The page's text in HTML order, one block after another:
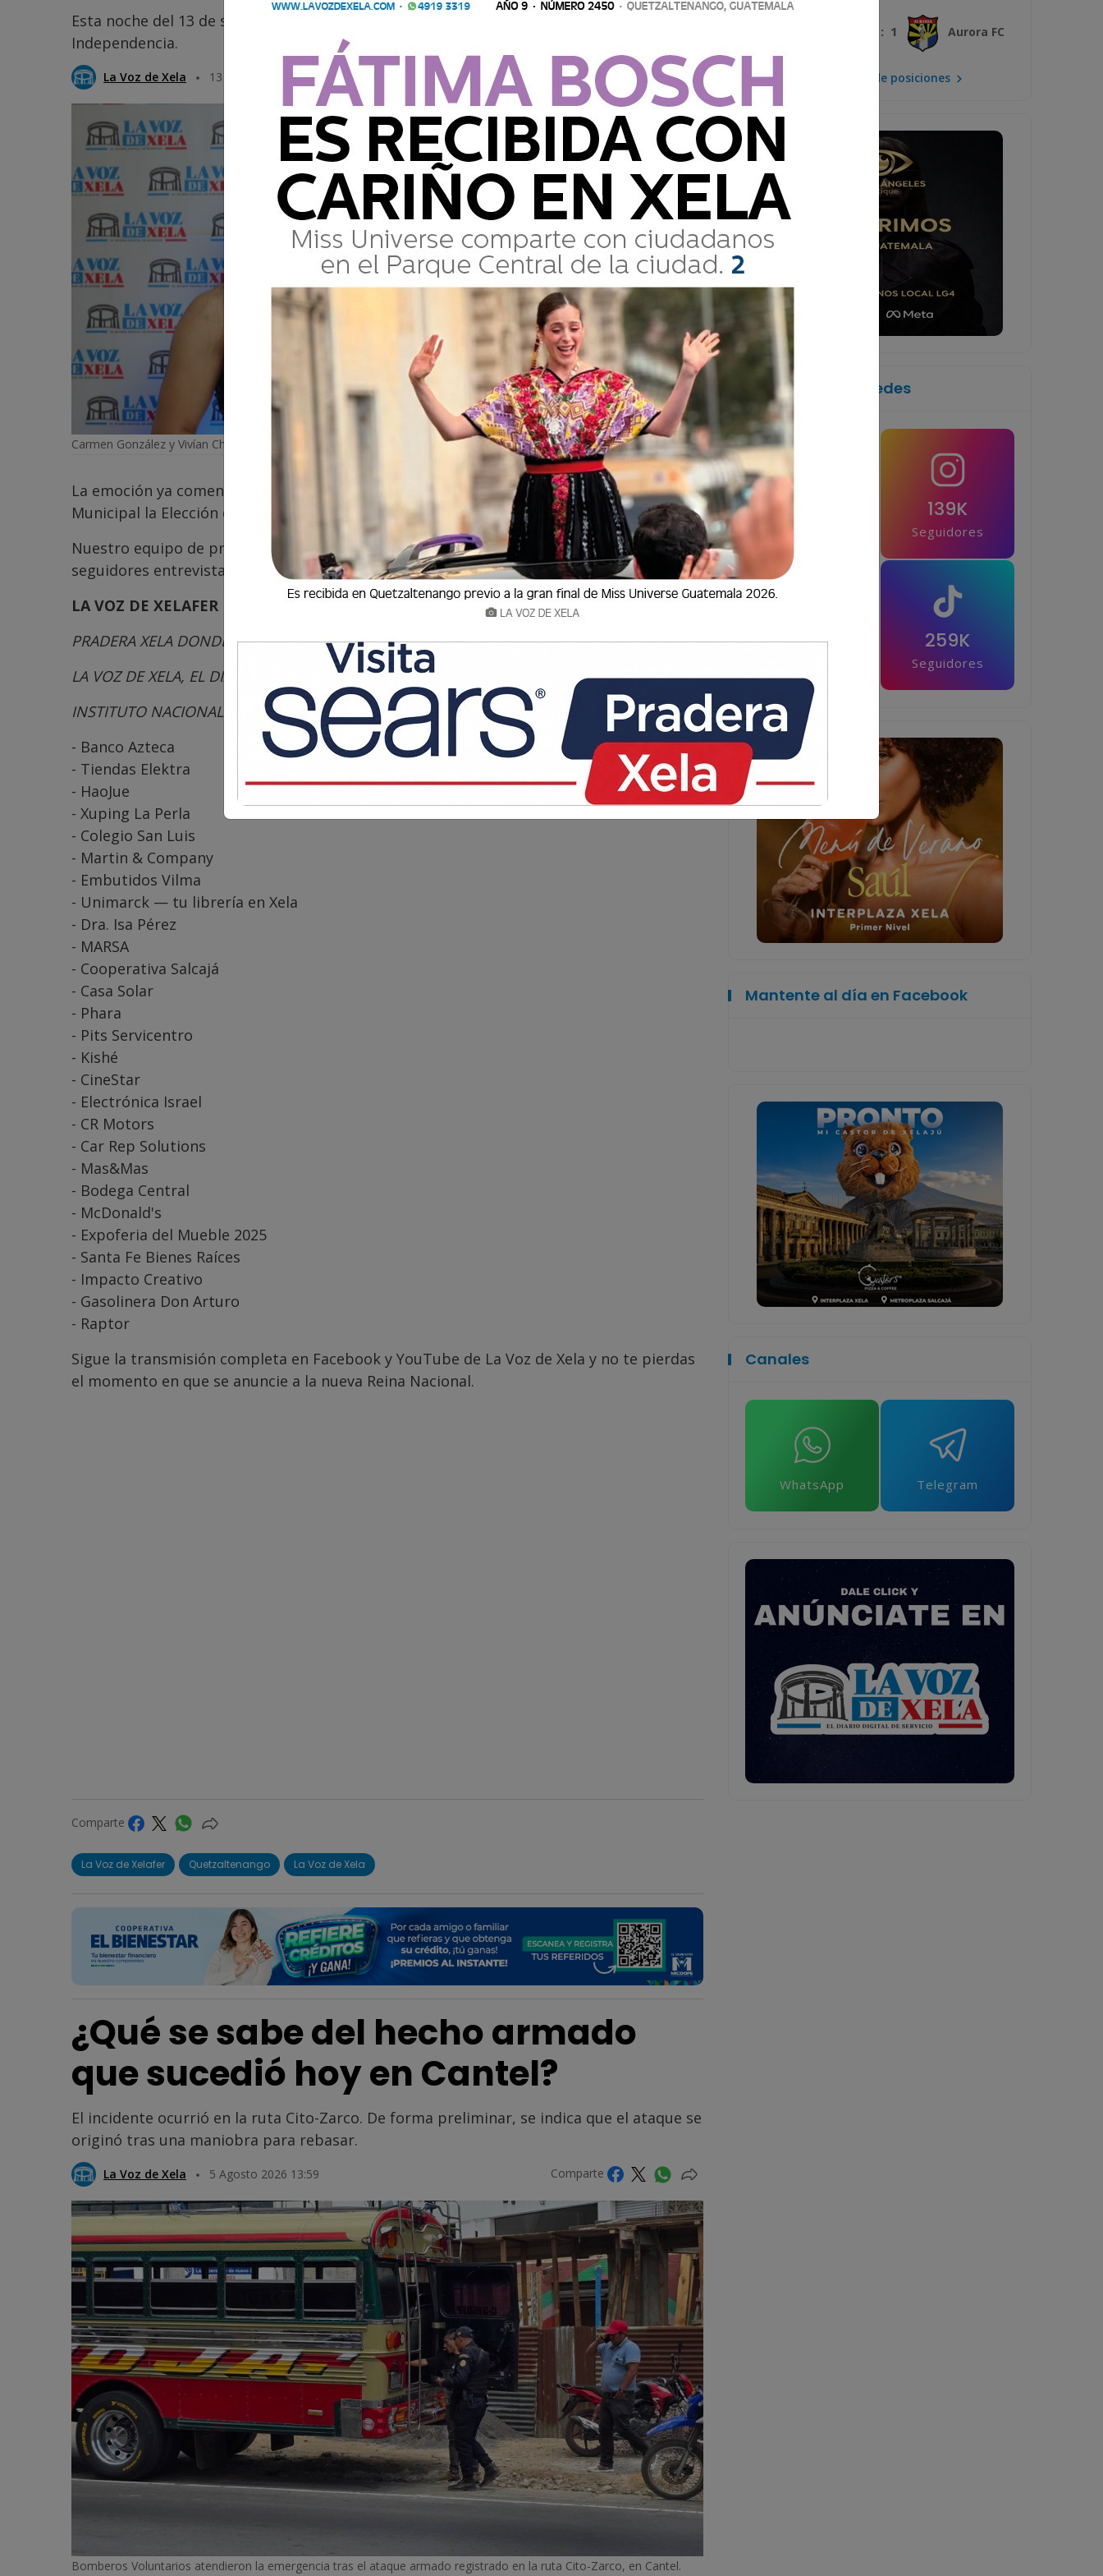
Esta noche del 13 de septiembre habrá nueva Reina Nacional de Fiestas de
Independencia.
La Voz de Xela 13 Septiembre 2025 18:37 Comparte
Carmen González y Vivían Chang.
La emoción ya comenzó. La Voz de Xelafer está transmitiendo en vivo desde el Teatro
Municipal la Elección de la Reina Nacional de Fiestas de Independencia 2025-2026.
Nuestro equipo de producción y conductoras ya se encuentra en el lugar, llevando a los
seguidores entrevistas, curiosidades y la mejor cobertura de la antesala del evento.
LA VOZ DE XELAFER PRESENTADO POR:
PRADERA XELA DONDE LA MAGIA SUCEDE
LA VOZ DE XELA, EL DIARIO DIGITAL DE SERVICIO
INSTITUTO NACIONAL DE ELECTRIFICACIÓN (INDE)
- Banco Azteca
- Tiendas Elektra
- HaoJue
- Xuping La Perla
- Colegio San Luis
- Martin & Company
- Embutidos Vilma
- Unimarck — tu librería en Xela
- Dra. Isa Pérez
- MARSA
- Cooperativa Salcajá
- Casa Solar
- Phara
- Pits Servicentro
- Kishé
- CineStar
- Electrónica Israel
- CR Motors
- Car Rep Solutions
- Mas&Mas
- Bodega Central
- McDonald's
- Expoferia del Mueble 2025
- Santa Fe Bienes Raíces
- Impacto Creativo
- Gasolinera Don Arturo
- Raptor
Sigue la transmisión completa en Facebook y YouTube de La Voz de Xela y no te pierdas
el momento en que se anuncie a la nueva Reina Nacional.
Comparte
La Voz de Xelafer Quetzaltenango La Voz de Xela
¿Qué se sabe del hecho armado
que sucedió hoy en Cantel?
El incidente ocurrió en la ruta Cito-Zarco. De forma preliminar, se indica que el ataque se
originó tras una maniobra para rebasar.
La Voz de Xela 5 Agosto 2026 13:59 Comparte
Bomberos Voluntarios atendieron la emergencia tras el ataque armado registrado en la ruta Cito-Zarco, en Cantel.
3 : 1 Aurora FC
Mira la tabla de posiciones
Síguenos en las redes
Seguidores
139K
Seguidores
42.5K 259K
Seguidores
Mantente al día en Facebook
Canales
WhatsApp Telegram